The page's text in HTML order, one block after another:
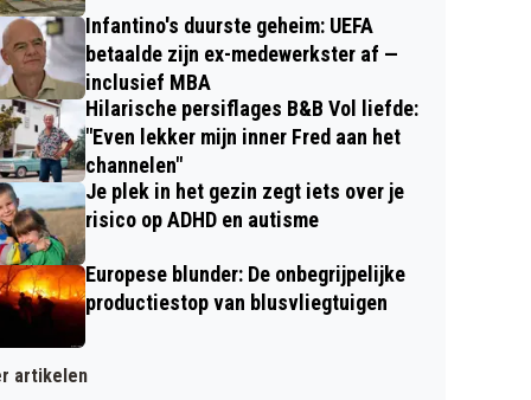
Infantino's duurste geheim: UEFA
betaalde zijn ex-medewerkster af —
inclusief MBA
Hilarische persiflages B&B Vol liefde:
"Even lekker mijn inner Fred aan het
channelen"
Je plek in het gezin zegt iets over je
risico op ADHD en autisme
Europese blunder: De onbegrijpelijke
productiestop van blusvliegtuigen
artikelen